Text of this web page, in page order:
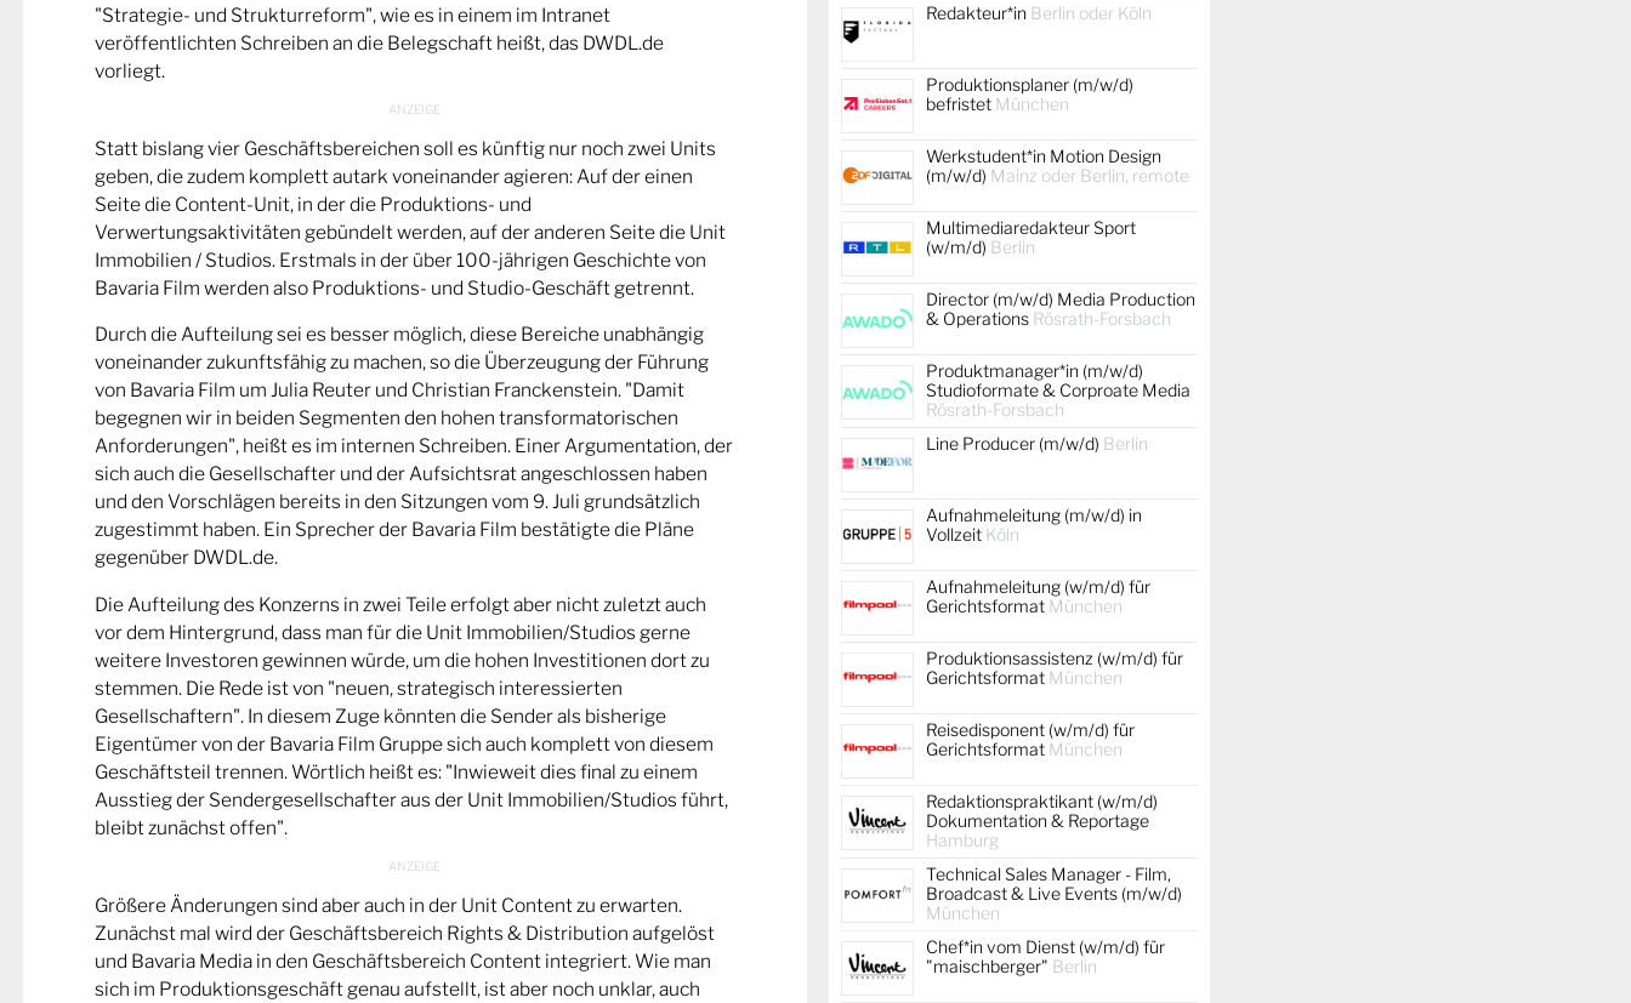
"Strategie- und Strukturreform", wie es in einem im Intranet
veröffentlichten Schreiben an die Belegschaft heißt, das DWDL.de
vorliegt.
Statt bislang vier Geschäftsbereichen soll es künftig nur noch zwei Units
geben, die zudem komplett autark voneinander agieren: Auf der einen
Seite die Content-Unit, in der die Produktions- und
Verwertungsaktivitäten gebündelt werden, auf der anderen Seite die Unit
Immobilien / Studios. Erstmals in der über 100-jährigen Geschichte von
Bavaria Film werden also Produktions- und Studio-Geschäft getrennt.
Durch die Aufteilung sei es besser möglich, diese Bereiche unabhängig
voneinander zukunftsfähig zu machen, so die Überzeugung der Führung
von Bavaria Film um Julia Reuter und Christian Franckenstein. "Damit
begegnen wir in beiden Segmenten den hohen transformatorischen
Anforderungen", heißt es im internen Schreiben. Einer Argumentation, der
sich auch die Gesellschafter und der Aufsichtsrat angeschlossen haben
und den Vorschlägen bereits in den Sitzungen vom 9. Juli grundsätzlich
zugestimmt haben. Ein Sprecher der Bavaria Film bestätigte die Pläne
gegenüber DWDL.de.
Die Aufteilung des Konzerns in zwei Teile erfolgt aber nicht zuletzt auch
vor dem Hintergrund, dass man für die Unit Immobilien/Studios gerne
weitere Investoren gewinnen würde, um die hohen Investitionen dort zu
stemmen. Die Rede ist von "neuen, strategisch interessierten
Gesellschaftern". In diesem Zuge könnten die Sender als bisherige
Eigentümer von der Bavaria Film Gruppe sich auch komplett von diesem
Geschäftsteil trennen. Wörtlich heißt es: "Inwieweit dies final zu einem
Ausstieg der Sendergesellschafter aus der Unit Immobilien/Studios führt,
bleibt zunächst offen".
Größere Änderungen sind aber auch in der Unit Content zu erwarten.
Zunächst mal wird der Geschäftsbereich Rights & Distribution aufgelöst
und Bavaria Media in den Geschäftsbereich Content integriert. Wie man
sich im Produktionsgeschäft genau aufstellt, ist aber noch unklar, auch
Redakteur*in Berlin oder Köln
Produktionsplaner (m/w/d)
befristet München
Werkstudent*in Motion Design
(m/w/d) Mainz oder Berlin, remote
Multimediaredakteur Sport
(w/m/d) Berlin
Director (m/w/d) Media Production
& Operations Rösrath-Forsbach
Produktmanager*in (m/w/d)
Studioformate & Corproate Media
Rösrath-Forsbach
Line Producer (m/w/d) Berlin
Aufnahmeleitung (m/w/d) in
Vollzeit Köln
Aufnahmeleitung (w/m/d) für
Gerichtsformat München
Produktionsassistenz (w/m/d) für
Gerichtsformat München
Reisedisponent (w/m/d) für
Gerichtsformat München
Redaktionspraktikant (w/m/d)
Dokumentation & Reportage
Hamburg
Technical Sales Manager - Film,
Broadcast & Live Events (m/w/d)
München
Chef*in vom Dienst (w/m/d) für
"maischberger" Berlin